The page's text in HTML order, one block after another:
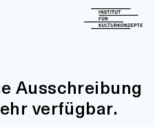
Ausschreibung
verfügbar.